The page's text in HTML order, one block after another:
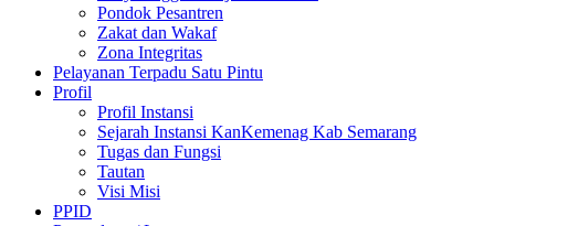
Pondok Pesantren
Zakat dan Wakaf
Zona Integritas
Pelayanan Terpadu Satu Pintu
Profil
Profil Instansi
Sejarah Instansi KanKemenag Kab Semarang
Tugas dan Fungsi
Tautan
Visi Misi
PPID